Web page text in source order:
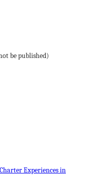
be published)
Experiences in